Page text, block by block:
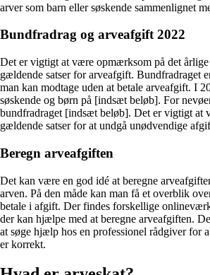
arver som barn eller søskende sammenlignet
Bundfradrag og arveafgift 2022
Det er vigtigt at være opmærksom på det
gældende satser for arveafgift. Bundfradraget
man kan modtage uden at betale arveafgift. I
søskende og børn på [indsæt beløb]. For
bundfradraget [indsæt beløb]. Det er vigtigt at
gældende satser for at undgå unødvendige
Beregn arveafgiften
Det kan være en god idé at beregne
arven. På den måde kan man få et overblik
betale i afgift. Der findes forskellige
der kan hjælpe med at beregne arveafgiften.
at søge hjælp hos en professionel rådgiver for
er korrekt.